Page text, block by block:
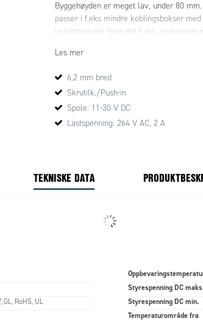
Byggehøyden er meget lav, under 80
passer i f.eks mindre koblingsbokser
i elektrotavler hvor det f.eks. er montert
Releene er også symetrisk på DIN-
eller utgangsreleer uten at det påvirker
Entrelec`s standardmerking 5x5 mm
Alle tilkoblinger er tydelig lasermerket,
Rekkeklemme releene finnes med
Push-in teknikk. Push-inn variantene har 2
produktet, som kan forårsake feil. Dette
at man ikke har noen bevegelige deler.
stor fordel der man har mange til- og
frekvens. Eks innsignal til PLS e.l.
Les mer
6,2 mm bred
Skrutilk./Push-in
Spole: 11-30 V DC
Lastspenning: 264 V AC, 2 A
TEKNISKE DATA
GL, RoHS, UL
Styrespenning DC
Styrespenning DC min.
Temperaturområde fra